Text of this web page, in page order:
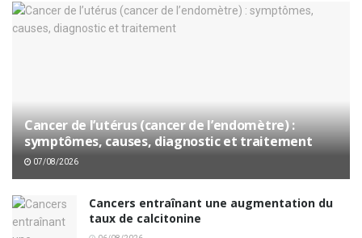
Cancer de l’utérus (cancer de l’endomètre) :
symptômes, causes, diagnostic et traitement
07/08/2026
Cancers entraînant une augmentation du
taux de calcitonine